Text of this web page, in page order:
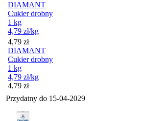
DIAMANT
Cukier drobny
1 kg
4,79 zł/kg
Cena
4,79 zł
DIAMANT
Cukier drobny
1 kg
4,79 zł/kg
Cena
4,79 zł
Przydatny do 15-04-2029